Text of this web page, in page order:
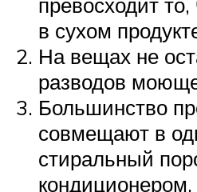
в сухом
На вещах не
разводов
Большинство
совмещают в
стиральный
кондиционером,